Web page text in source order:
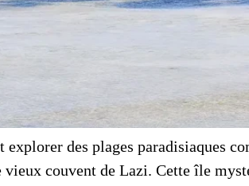
des plages paradisiaques
couvent de Lazi. Cette île